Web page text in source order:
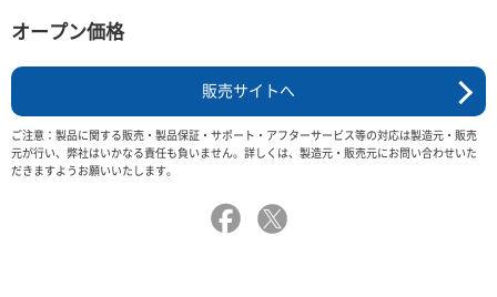
オープン価格
販売サイトへ
ご注意：製品に関する販売・製品保証・サポート・アフターサービス等の対応は製造元・販売
元が行い、弊社はいかなる責任も負いません。詳しくは、製造元・販売元にお問い合わせいた
だきますようお願いいたします。